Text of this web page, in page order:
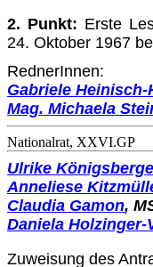
2. Punkt: Erste
24. Oktober 1967
RednerInnen:
Gabriele Heinisch-
Mag. Michaela
Nationalrat, XXVI.GP
Ulrike
Anneliese
Claudia Gamon,
Daniela Holzinger-
Zuweisung des